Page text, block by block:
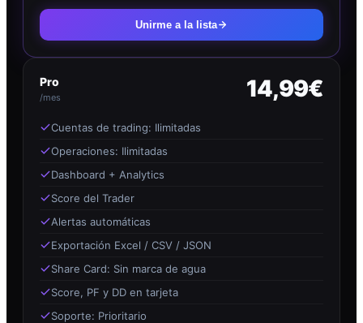
Unirme a la lista
Pro
/mes 14,99€
Cuentas de trading: Ilimitadas
Operaciones: Ilimitadas
Dashboard + Analytics
Score del Trader
Alertas automáticas
Exportación Excel / CSV / JSON
Share Card: Sin marca de agua
Score, PF y DD en tarjeta
Soporte: Prioritario